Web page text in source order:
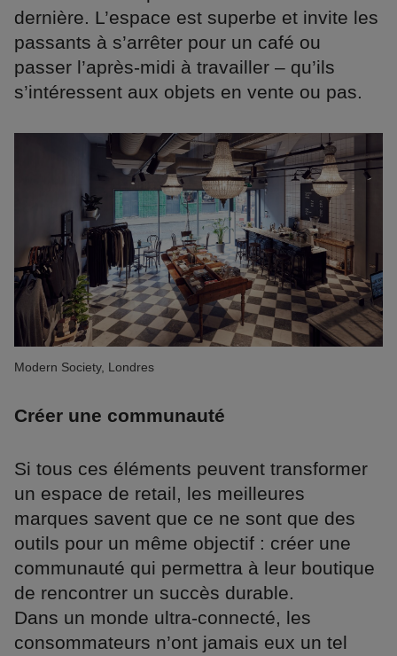
dernière. L’espace est superbe et invite les
passants à s’arrêter pour un café ou
passer l’après-midi à travailler – qu’ils
s’intéressent aux objets en vente ou pas.
Modern Society, Londres
Créer une communauté
Si tous ces éléments peuvent transformer
un espace de retail, les meilleures
marques savent que ce ne sont que des
outils pour un même objectif : créer une
communauté qui permettra à leur boutique
de rencontrer un succès durable.
Dans un monde ultra-connecté, les
consommateurs n’ont jamais eux un tel